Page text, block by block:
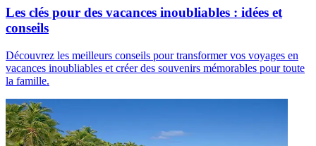
Les clés pour des vacances inoubliables : idées et
conseils
Découvrez les meilleurs conseils pour transformer vos voyages en
vacances inoubliables et créer des souvenirs mémorables pour toute
la famille.